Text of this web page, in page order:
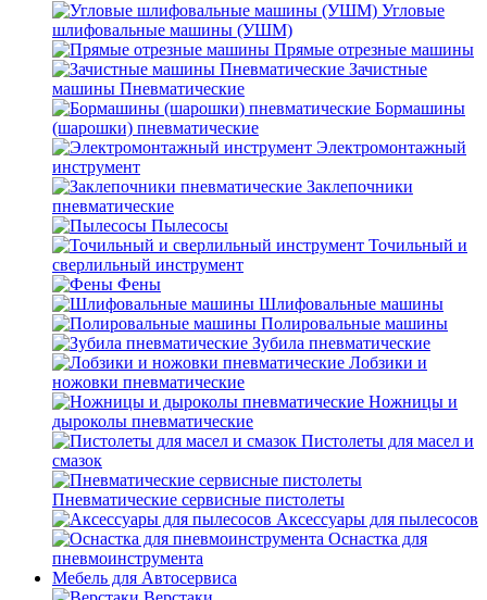
Угловые
шлифовальные машины (УШМ)
Прямые отрезные машины
Зачистные
машины Пневматические
Бормашины
(шарошки) пневматические
Электромонтажный
инструмент
Заклепочники
пневматические
Пылесосы
Точильный и
сверлильный инструмент
Фены
Шлифовальные машины
Полировальные машины
Зубила пневматические
Лобзики и
ножовки пневматические
Ножницы и
дыроколы пневматические
Пистолеты для масел и
смазок
Пневматические сервисные пистолеты
Аксессуары для пылесосов
Оснастка для
пневмоинструмента
Мебель для Автосервиса